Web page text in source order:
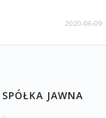
2020-06-09
JAWNA